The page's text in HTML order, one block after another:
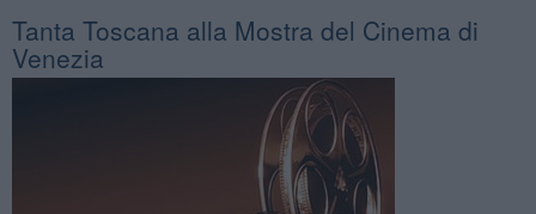
Tanta Toscana alla Mostra del Cinema di
Venezia